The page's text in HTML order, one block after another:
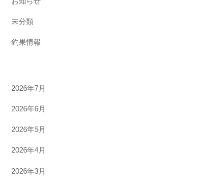
未分類
釣果情報
2026年7月
2026年6月
2026年5月
2026年4月
2026年3月